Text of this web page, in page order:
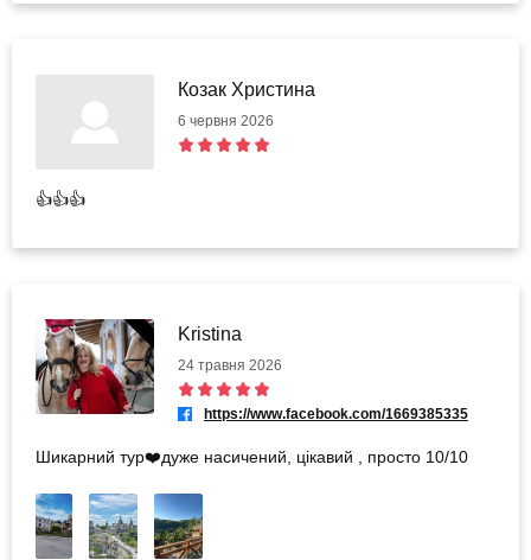
Козак Христина
6 червня 2026
👍👍👍
Kristina
24 травня 2026
https://www.facebook.com/1669385335
Шикарний тур❤️дуже насичений, цікавий , просто 10/10